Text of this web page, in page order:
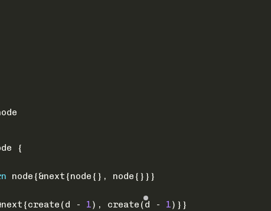
{
node{&next{node{}, node{}}}
- 1), create(d - 1)}}